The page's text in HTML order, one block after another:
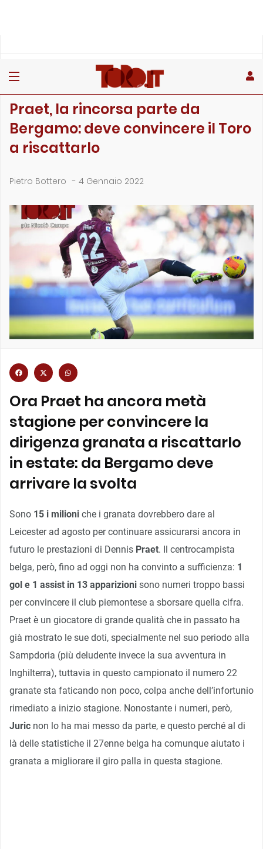
Praet, la rincorsa parte da
Bergamo: deve convincere il Toro
a riscattarlo
Pietro Bottero - 4 Gennaio 2022
Ora Praet ha ancora metà
stagione per convincere la
dirigenza granata a riscattarlo
in estate: da Bergamo deve
arrivare la svolta
Sono 15 i milioni che i granata dovrebbero dare al
Leicester ad agosto per continuare assicurarsi ancora in
futuro le prestazioni di Dennis Praet. Il centrocampista
belga, però, fino ad oggi non ha convinto a sufficienza: 1
gol e 1 assist in 13 apparizioni sono numeri troppo bassi
per convincere il club piemontese a sborsare quella cifra.
Praet è un giocatore di grande qualità che in passato ha
già mostrato le sue doti, specialmente nel suo periodo alla
Sampdoria (più deludente invece la sua avventura in
Inghilterra), tuttavia in questo campionato il numero 22
granate sta faticando non poco, colpa anche dell’infortunio
rimediato a inizio stagione. Nonostante i numeri, però,
Juric non lo ha mai messo da parte, e questo perché al di
là delle statistiche il 27enne belga ha comunque aiutato i
granata a migliorare il giro palla in questa stagione.